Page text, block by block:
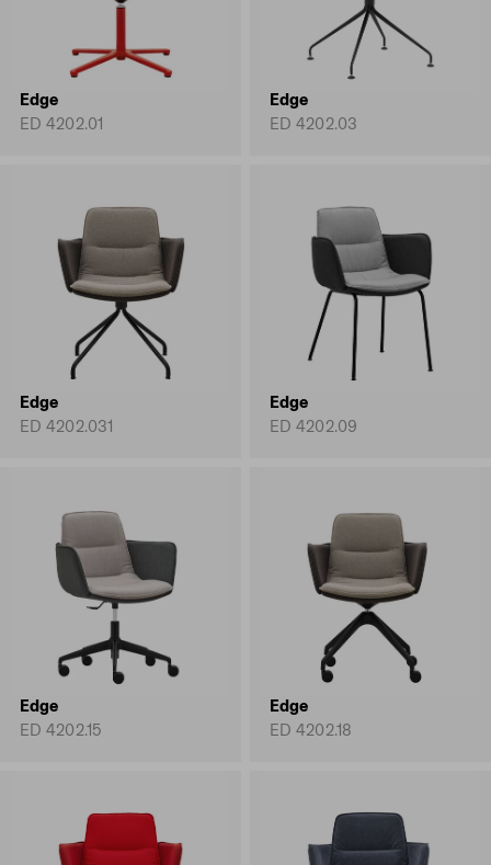
Edge
ED 4202.01
Edge
ED 4202.03
Edge
ED 4202.031
Edge
ED 4202.09
Edge
ED 4202.15
Edge
ED 4202.18